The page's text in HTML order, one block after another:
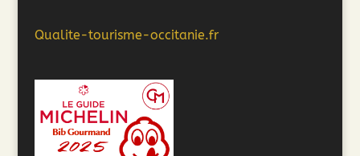
Qualite-tourisme-occitanie.fr